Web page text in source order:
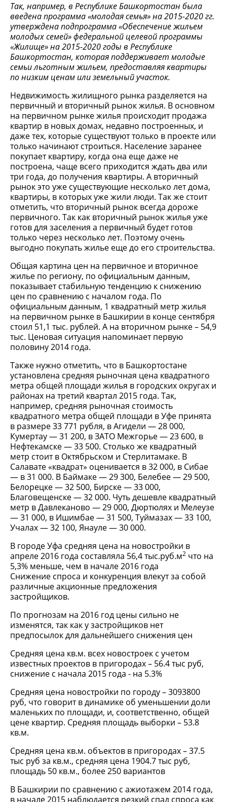
Так, например, в Республике Башкортостан была
введена программа «молодая семья» на 2015-2020 гг.
утверждена подпрограмма «Обеспечение жильем
молодых семей» федеральной целевой программы
«Жилище» на 2015-2020 годы в Республике
Башкортостан, которая поддерживает молодые
семьи льготным жильем, предоставляя квартиры
по низким ценам или земельный участок.
Недвижимость жилищного рынка разделяется на
первичный и вторичный рынок жилья. В основном
на первичном рынке жилья происходит продажа
квартир в новых домах, недавно построенных, и
даже тех, которые существуют только в проекте или
только начинают строиться. Население заранее
покупает квартиру, когда она еще даже не
построена, чаще всего приходится ждать два или
три года, до получения квартиры. А вторичный
рынок это уже существующие несколько лет дома,
квартиры, в которых уже жили люди. Так же стоит
отметить, что вторичный рынок всегда дороже
первичного. Так как вторичный рынок жилья уже
готов для заселения а первичный будет готов
только через несколько лет. Поэтому очень
выгодно покупать жилье еще до его строительства.
Общая картина цен на первичное и вторичное
жилье по региону, по официальным данным,
показывает стабильную тенденцию к снижению
цен по сравнению с началом года. По
официальным данным, 1 квадратный метр жилья
на первичном рынке в Башкирии в конце сентября
стоил 51,1 тыс. рублей. А на вторичном рынке – 54,9
тыс. Ценовая ситуация напоминает первую
половину 2014 года.
Также нужно отметить, что в Башкортостане
установлена средняя рыночная цена квадратного
метра общей площади жилья в городских округах и
районах на третий квартал 2015 года. Так,
например, средняя рыночная стоимость
квадратного метра общей площади в Уфе принята
в размере 33 771 рубля, в Агидели — 28 000,
Кумертау — 31 200, в ЗАТО Межгорье — 23 600, в
Нефтекамске — 33 500. Столько же квадратный
метр стоит в Октябрьском и Стерлитамаке. В
Салавате «квадрат» оценивается в 32 000, в Сибае
— в 31 000. В Баймаке — 29 300, Белебее — 29 500,
Белорецке — 32 500, Бирске — 33 000,
Благовещенске — 32 000. Чуть дешевле квадратный
метр в Давлеканово — 29 000, Дюртюлях и Мелеузе
— 31 000, в Ишимбае — 31 500, Туймазах — 33 100,
Учалах — 32 100, Янауле — 30 000.
В городе Уфа средняя цена на новостройки в
апреле 2016 года составляла 56,4 тыс.руб.м2 что на
5,3% меньше, чем в начале 2016 года
Снижение спроса и конкуренция влекут за собой
различные акционные предложения
застройщиков.
По прогнозам на 2016 год цены сильно не
изменятся, так как у застройщиков нет
предпосылок для дальнейшего снижения цен
Средняя цена кв.м. всех новостроек с учетом
известных проектов в пригородах – 56.4 тыс руб,
снижение с начала 2015 года - на 5.3%
Средняя цена новостройки по городу – 3093800
руб, что говорит в динамике об уменьшении доли
маленьких по площади, и, соответственно, общей
цене квартир. Средняя площадь выборки – 53.8
кв.м.
Средняя цена кв.м. объектов в пригородах – 37.5
тыс руб за кв.м., средняя цена 1904.7 тыс руб,
площадь 50 кв.м., более 250 вариантов
В Башкирии по сравнению с ажиотажем 2014 года,
в начале 2015 наблюдается резкий спад спроса как